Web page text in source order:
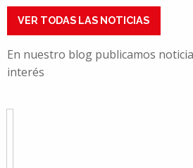
VER TODAS LAS NOTICIAS
En nuestro blog publicamos
interés